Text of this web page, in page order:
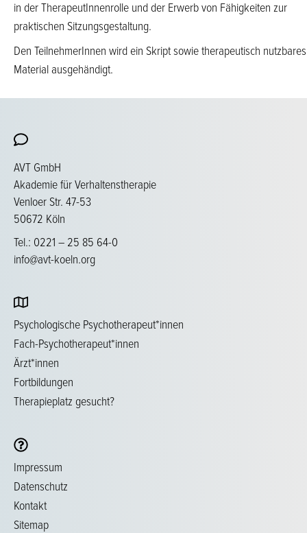
in der TherapeutInnenrolle und der Erwerb von Fähigkeiten zur
praktischen Sitzungsgestaltung.
Den TeilnehmerInnen wird ein Skript sowie therapeutisch nutzbares
Material ausgehändigt.
AVT GmbH
Akademie für Verhaltenstherapie
Venloer Str. 47-53
50672 Köln
Tel.: 0221 – 25 85 64-0
info@avt-koeln.org
Psychologische Psychotherapeut*innen
Fach-Psychotherapeut*innen
Ärzt*innen
Fortbildungen
Therapieplatz gesucht?
Impressum
Datenschutz
Kontakt
Sitemap